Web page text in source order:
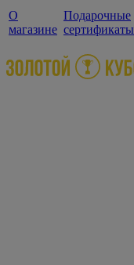
О
магазине
Подарочные
сертификаты